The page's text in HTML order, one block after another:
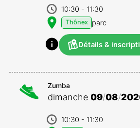
10:30 - 11:30
Thônex parc
Détails &
Zumba
dimanche 09/08/
10:30 - 11:30